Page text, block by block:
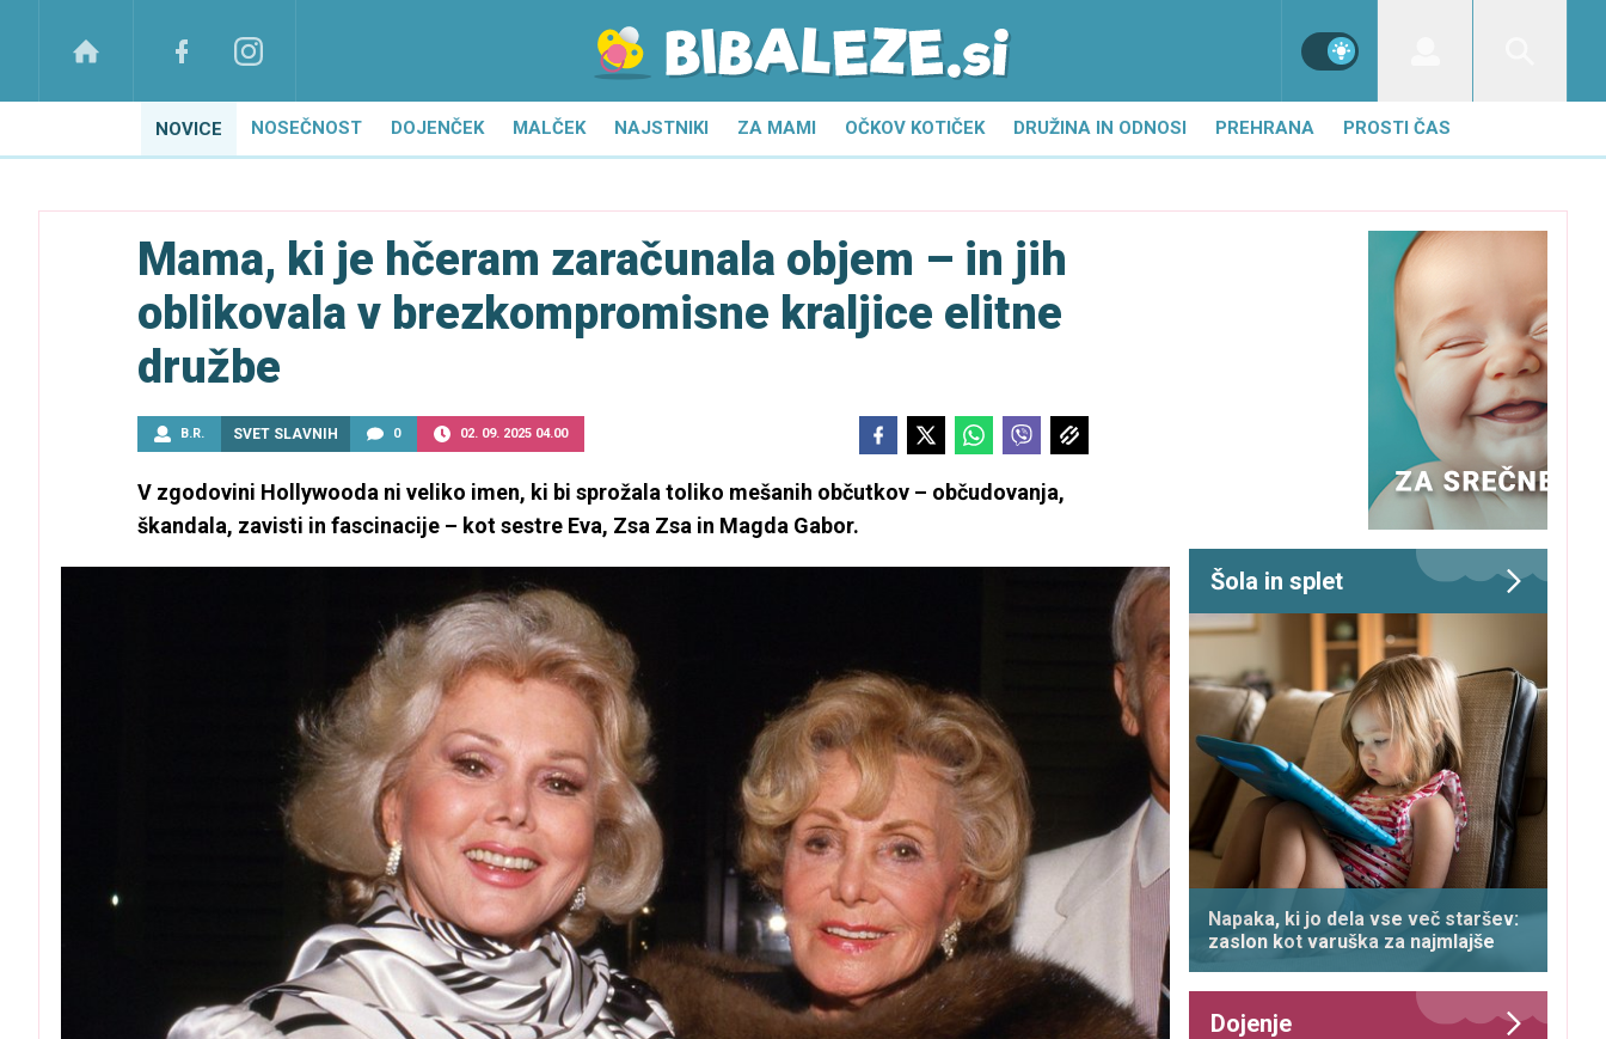
NOVICE NOSEČNOST DOJENČEK MALČEK NAJSTNIKI ZA MAMI OČKOV KOTIČEK DRUŽINA IN ODNOSI PREHRANA PROSTI ČAS
Mama, ki je hčeram zaračunala objem – in jih
oblikovala v brezkompromisne kraljice elitne
družbe
B.R. SVET SLAVNIH 0 02. 09. 2025 04.00
V zgodovini Hollywooda ni veliko imen, ki bi sprožala toliko mešanih občutkov – občudovanja,
škandala, zavisti in fascinacije – kot sestre Eva, Zsa Zsa in Magda Gabor.
Šola in splet
Napaka, ki jo dela vse več staršev:
zaslon kot varuška za najmlajše
Dojenje